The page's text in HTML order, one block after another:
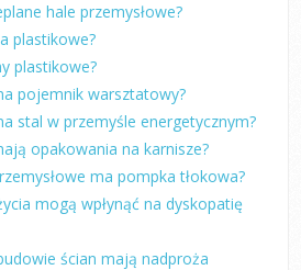
hale przemysłowe?
plastikowe?
plastikowe?
pojemnik warsztatowy?
stal w przemyśle energetycznym?
opakowania na karnisze?
ma pompka tłokowa?
mogą wpłynąć na dyskopatię
ścian mają nadproża